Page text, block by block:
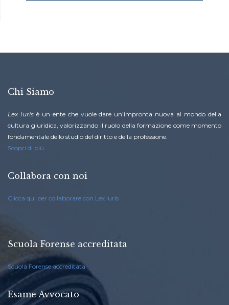
Chi Siamo
Lex Iurisè un ente che vuole dare un’impronta nuova al mondo della
cultura giuridica, valorizzando il ruolo della formazione come momento
fondamentale dello studio del diritto e della professione.
Scopri di più
Collabora con noi
Clicca qui per collaborare con Lex Iuris
Scuola Forense accreditata
Scuola Forense accreditata
Esame Avvocato